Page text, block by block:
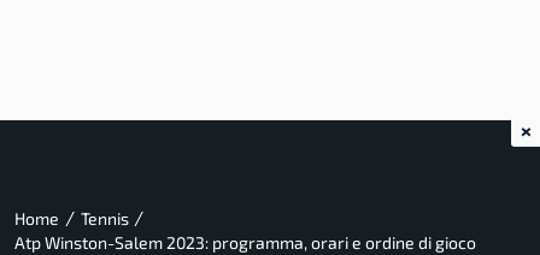
Home / Tennis /
Atp Winston-Salem 2023: programma, orari e ordine di gioco
×